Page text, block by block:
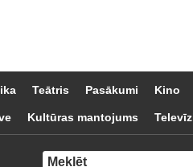
Teātris Pasākumi Kino
Kultūras mantojums